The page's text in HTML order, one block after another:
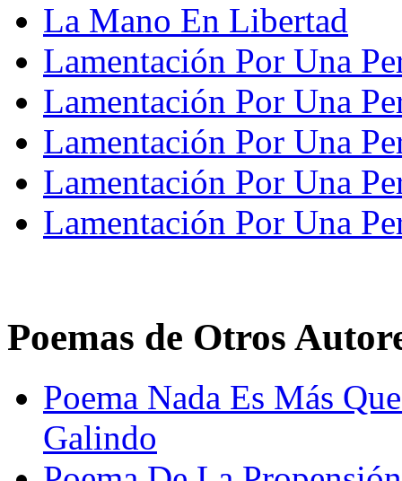
La Mano En Libertad
Lamentación Por Una
Lamentación Por Una
Lamentación Por Una
Lamentación Por Una
Lamentación Por Una
Poemas de Otros
Poema Nada Es Más
Galindo